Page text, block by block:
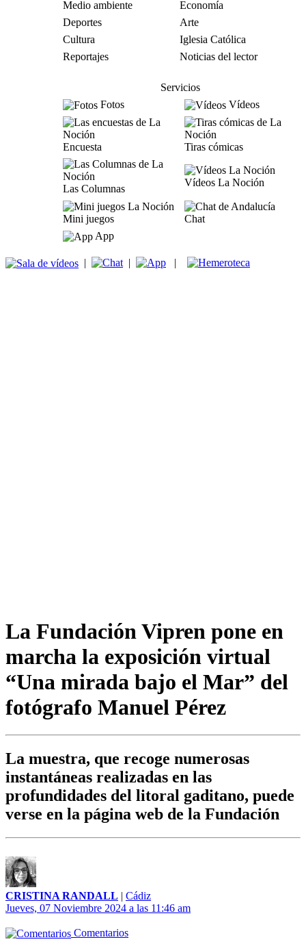
Medio ambiente
Economía
Deportes
Arte
Cultura
Iglesia Católica
Reportajes
Noticias del lector
Servicios
Fotos
Vídeos
Encuesta Tiras cómicas
Las Columnas
Vídeos La Noción
Mini juegos
Chat
App
| | |
La Fundación Vipren pone en
marcha la exposición virtual
“Una mirada bajo el Mar” del
fotógrafo Manuel Pérez
La muestra, que recoge numerosas
instantáneas realizadas en las
profundidades del litoral gaditano, puede
verse en la página web de la Fundación
CRISTINA RANDALL | Cádiz
Jueves, 07 Noviembre 2024 a las 11:46 am
Comentarios